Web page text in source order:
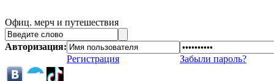
Офиц. мерч и путешествия
Авторизация:
Регистрация
Забыли пароль?